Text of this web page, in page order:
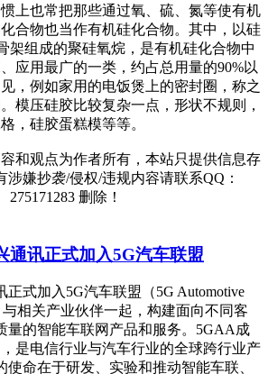
上也常把那些通过氧、硫、氮等使有机
合物也当作有机硅化合物。其中，以硅
架组成的聚硅氧烷，是有机硅化合物中
应用最广的一类，约占总用量的90%以
，例如家用的电饭煲上的密封圈，称之
模压硅胶比较复杂一点，形状不规则，
，硅胶蛋糕模等等。
容和观点为作者所有，本站只提供信息存
涉嫌抄袭/侵权/违规内容请联系QQ：
275171283 删除！
通讯正式加入5G汽车联盟
正式加入5G汽车联盟（5G Automotive
与相关产业伙伴一起，构建面向不同客
量的智能车联网产品和服务。5GAA成
是电信行业与汽车行业的全球跨行业产
使命在于研发、实验和推动智能车联、